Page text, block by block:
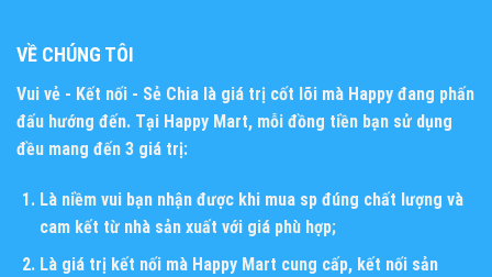
VỀ CHÚNG TÔI
Vui vẻ - Kết nối - Sẻ Chia là giá trị cốt lõi mà Happy đang phấn
đấu hướng đến. Tại Happy Mart, mỗi đồng tiền bạn sử dụng
đều mang đến 3 giá trị:
Là niềm vui bạn nhận được khi mua sp đúng chất lượng và
cam kết từ nhà sản xuất với giá phù hợp;
Là giá trị kết nối mà Happy Mart cung cấp, kết nối sản